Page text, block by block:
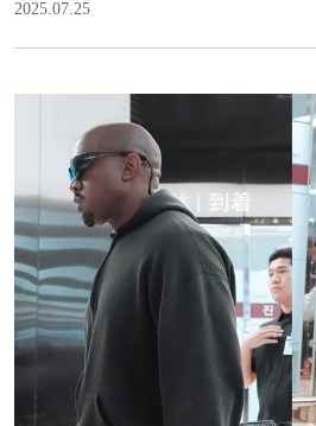
2025.07.25